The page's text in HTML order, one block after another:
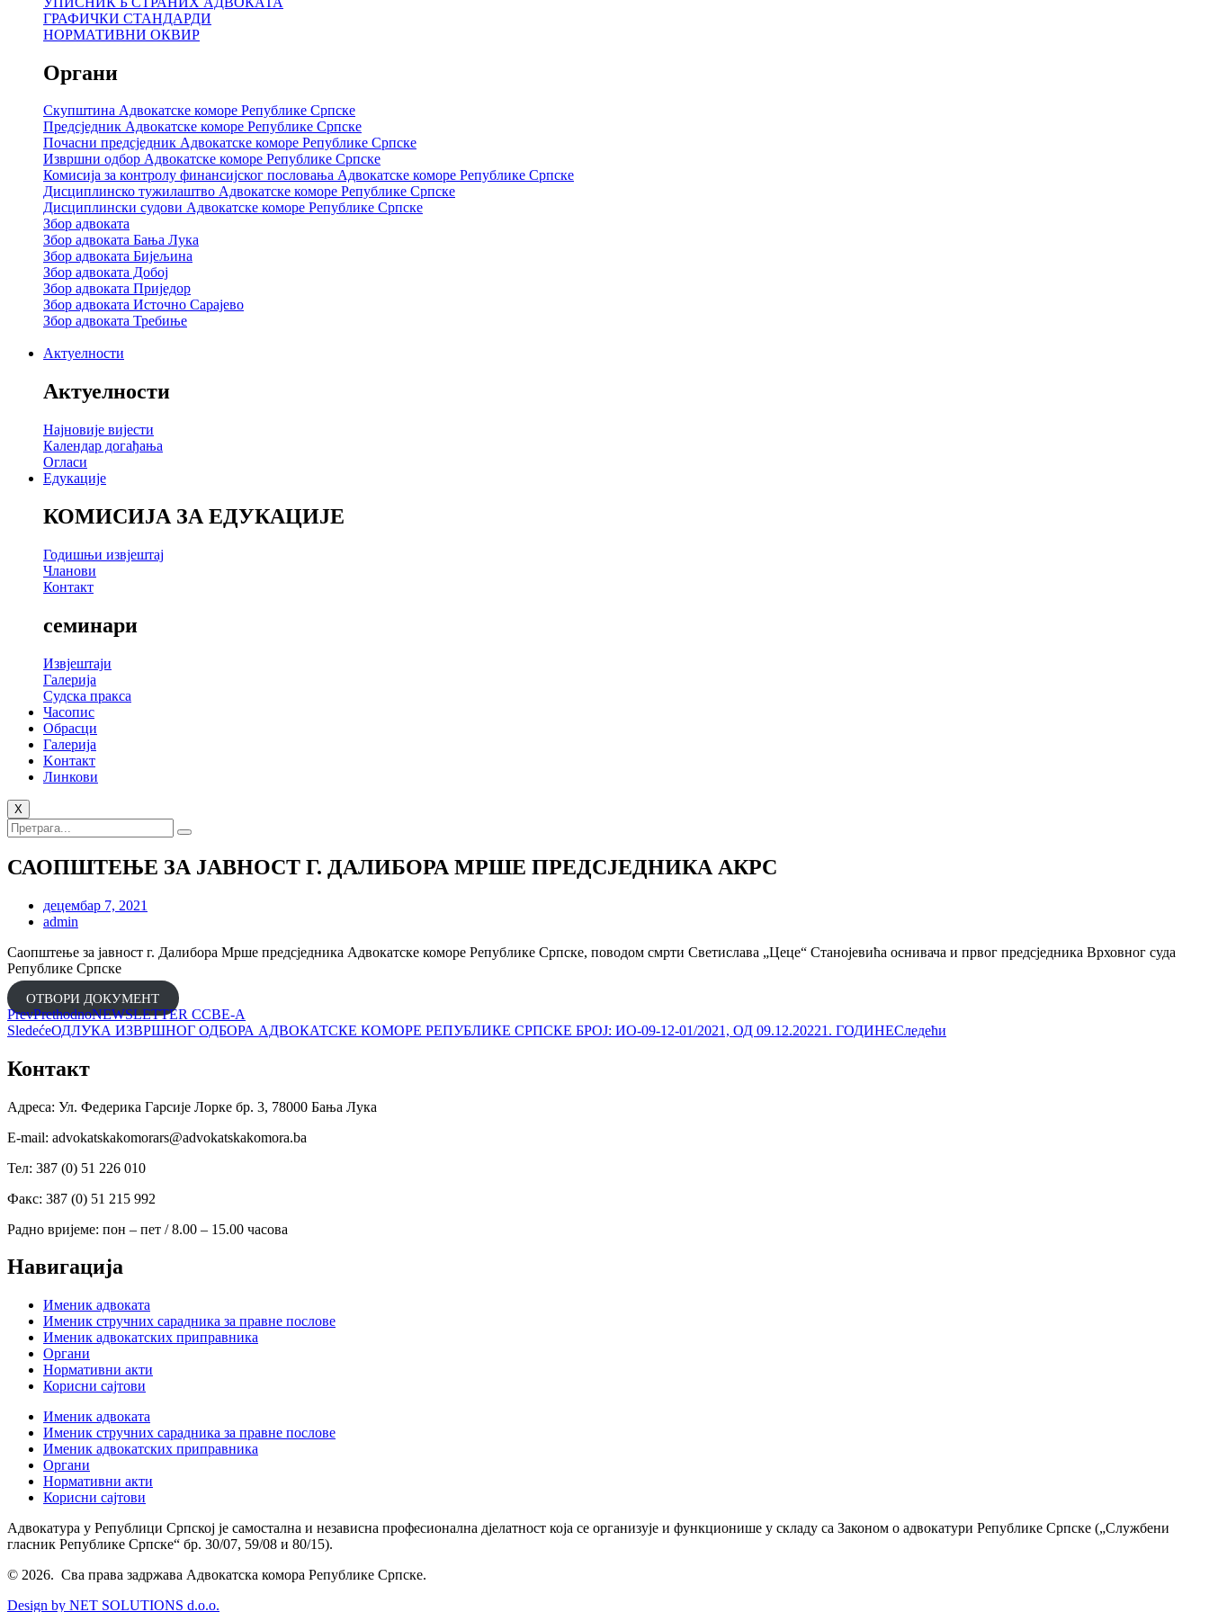
ГРАФИЧКИ СТАНДАРДИ
НОРМАТИВНИ ОКВИР
Органи
Скупштина Адвокатске коморе Републике Српске
Предсједник Адвокатске коморе Републике Српске
Почасни предсједник Адвокатске коморе Републике Српске
Извршни одбор Адвокатске коморе Републике Српске
Комисија за контролу финансијског пословања Адвокатске коморе Републике Српске
Дисциплинско тужилаштво Адвокатске коморе Републике Српске
Дисциплински судови Адвокатске коморе Републике Српске
Збор адвоката
Збор адвоката Бања Лука
Збор адвоката Бијељина
Збор адвоката Добој
Збор адвоката Приједор
Збор адвоката Источно Сарајево
Збор адвоката Требиње
Актуелности
Актуелности
Најновије вијести
Календар догађања
Огласи
Едукације
КОМИСИЈА ЗА ЕДУКАЦИЈЕ
Годишњи извјештај
Чланови
Контакт
семинари
Извјештаји
Галерија
Судска пракса
Часопис
Обрасци
Галерија
Kонтакт
Линкови
X
САОПШТЕЊЕ ЗА ЈАВНОСТ Г. ДАЛИБОРА МРШЕ ПРЕДСЈЕДНИКА АКРС
децембар 7, 2021
admin
Саопштење за јавност г. Далибора Мрше предсједника Адвокатске коморе Републике Српске, поводом смрти Светислава „Цеце“ Станојевића оснивача и првог предсједника Врховног суда
Републике Српске
ОТВОРИ ДОКУМЕНТ
PrevPrethodnoNEWSLETTER CCBЕ-А
SledećeОДЛУКА ИЗВРШНОГ ОДБОРА АДВОКАТСКЕ КОМОРЕ РЕПУБЛИКЕ СРПСКЕ БРОЈ: ИО-09-12-01/2021, ОД 09.12.20221. ГОДИНЕСледећи
Контакт
Адреса: Ул. Федерика Гарсије Лорке бр. 3, 78000 Бања Лука
Е-mail: advokatskakomorars@advokatskakomora.ba
Тел: 387 (0) 51 226 010
Факс: 387 (0) 51 215 992
Радно вријеме: пон – пет / 8.00 – 15.00 часова
Навигација
Именик адвоката
Именик стручних сарадника за правне послове
Именик адвокатских приправника
Органи
Нормативни акти
Корисни сајтови
Именик адвоката
Именик стручних сарадника за правне послове
Именик адвокатских приправника
Органи
Нормативни акти
Корисни сајтови
Адвокатура у Републици Српској је самостална и независна професионална дјелатност која се организује и функционише у складу са Законом о адвокатури Републике Српске („Службени
гласник Републике Српске“ бр. 30/07, 59/08 и 80/15).
© 2026. Сва права задржава Адвокатска комора Републике Српске.
Design by NET SOLUTIONS d.o.o.